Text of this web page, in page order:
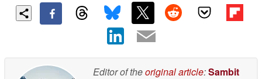
Editor of theoriginal article:Sambit